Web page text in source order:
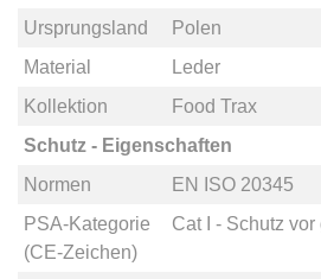
Ursprungsland
Polen
Material
Leder
Kollektion
Food Trax
Schutz - Eigenschaften
Normen
EN ISO 20345
PSA-Kategorie
(CE-Zeichen)
Cat I - Schutz